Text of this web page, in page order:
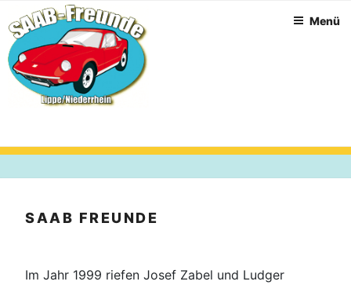
Inhalt
springen
Menü
SAAB FREUNDE
Im Jahr 1999 riefen Josef Zabel und Ludger